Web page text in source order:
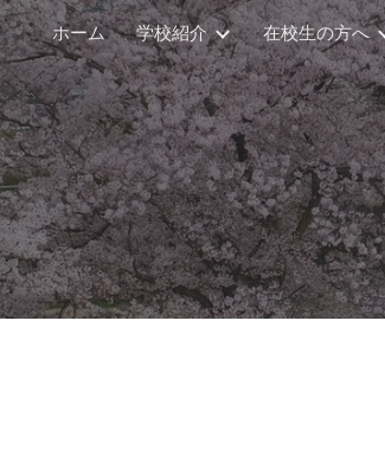
Skip to main content
ホーム 学校紹介 在校生の方へ